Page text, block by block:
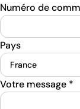
Numéro de
Pays
Votre message *